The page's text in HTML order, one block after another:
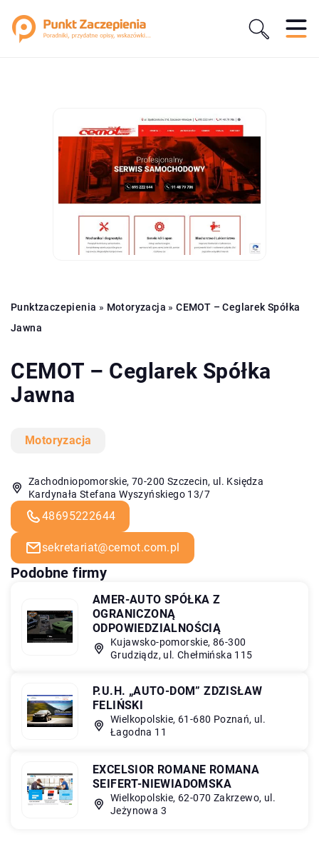
Punktzaczepienia » Motoryzacja »CEMOT – Ceglarek Spółka
Jawna
CEMOT – Ceglarek Spółka
Jawna
Motoryzacja
Zachodniopomorskie, 70-200 Szczecin, ul. Księdza
Kardynała Stefana Wyszyńskiego 13/7
48695222644
sekretariat@cemot.com.pl
Podobne firmy
AMER-AUTO SPÓŁKA Z
OGRANICZONĄ
ODPOWIEDZIALNOŚCIĄ
Kujawsko-pomorskie, 86-300
Grudziądz, ul. Chełmińska 115
P.U.H. „AUTO-DOM” ZDZISŁAW
FELIŃSKI
Wielkopolskie, 61-680 Poznań, ul.
Łagodna 11
EXCELSIOR ROMANE ROMANA
SEIFERT-NIEWIADOMSKA
Wielkopolskie, 62-070 Zakrzewo, ul.
Jeżynowa 3